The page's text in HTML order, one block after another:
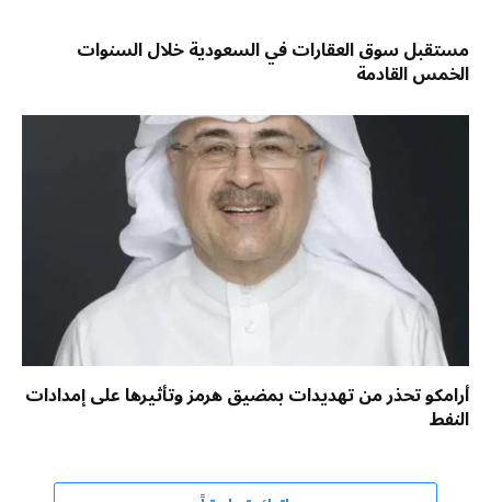
مستقبل سوق العقارات في السعودية خلال السنوات
الخمس القادمة
أرامكو تحذر من تهديدات بمضيق هرمز وتأثيرها على إمدادات
النفط